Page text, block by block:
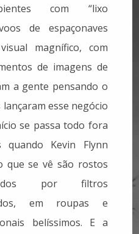
com “lixo
de espaçonaves
magnífico, com
de imagens de
a gente pensando o
esse negócio
se passa todo fora
quando Kevin Flynn
que se vê são rostos
por filtros
em roupas e
belíssimos. E a